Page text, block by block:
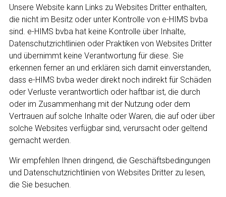
Unsere Website kann Links zu Websites Dritter enthalten,
die nicht im Besitz oder unter Kontrolle von e-HIMS bvba
sind. e-HIMS bvba hat keine Kontrolle über Inhalte,
Datenschutzrichtlinien oder Praktiken von Websites Dritter
und übernimmt keine Verantwortung für diese. Sie
erkennen ferner an und erklären sich damit einverstanden,
dass e-HIMS bvba weder direkt noch indirekt für Schäden
oder Verluste verantwortlich oder haftbar ist, die durch
oder im Zusammenhang mit der Nutzung oder dem
Vertrauen auf solche Inhalte oder Waren, die auf oder über
solche Websites verfügbar sind, verursacht oder geltend
gemacht werden.
Wir empfehlen Ihnen dringend, die Geschäftsbedingungen
und Datenschutzrichtlinien von Websites Dritter zu lesen,
die Sie besuchen.